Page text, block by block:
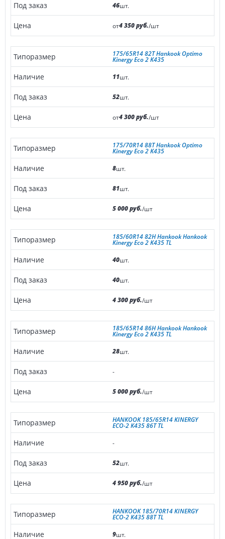
46шт.
от4 350 руб./шт
175/65R14 82T Hankook Optimo
Kinergy Eco 2 K435
11шт.
52шт.
от4 300 руб./шт
175/70R14 88T Hankook Optimo
Kinergy Eco 2 K435
8шт.
81шт.
5 000 руб./шт
185/60R14 82H Hankook Hankook
Kinergy Eco 2 K435 TL
40шт.
40шт.
4 300 руб./шт
185/65R14 86H Hankook Hankook
Kinergy Eco 2 K435 TL
28шт.
-
5 000 руб./шт
HANKOOK 185/65R14 KINERGY
ECO-2 K435 86T TL
-
52шт.
4 950 руб./шт
HANKOOK 185/70R14 KINERGY
ECO-2 K435 88T TL
9шт.